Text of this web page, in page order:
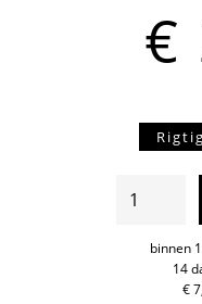
€
Rigtig
aantalbinnen
14
€